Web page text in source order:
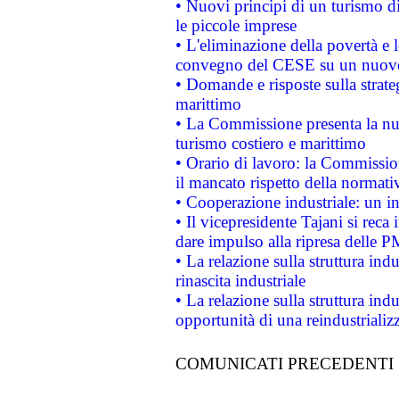
• Nuovi principi di un turismo
le piccole imprese
• L'eliminazione della povertà
convegno del CESE su un
• Domande e risposte sulla
marittimo
• La Commissione presenta la
turismo costiero e marittimo
• Orario di lavoro: la
il mancato rispetto della
• Cooperazione industriale: un
• Il vicepresidente Tajani si
dare impulso alla ripresa delle
• La relazione sulla struttura
rinascita industriale
• La relazione sulla struttura
opportunità di una
COMUNICATI PRECEDENTI